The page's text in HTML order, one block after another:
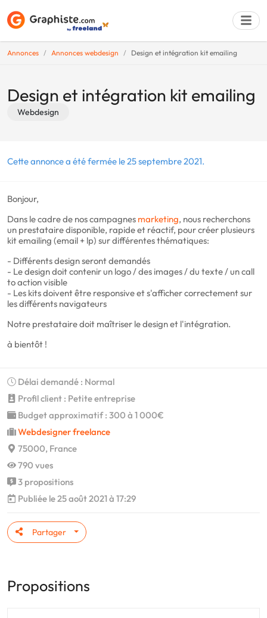
Annonces Annonces webdesign Design et intégration kit emailing
Design et intégration kit emailing
Webdesign
Cette annonce a été fermée le 25 septembre 2021.
Bonjour,
Dans le cadre de nos campagnes marketing, nous recherchons
un prestataire disponible, rapide et réactif, pour créer plusieurs
kit emailing (email + lp) sur différentes thématiques:
- Différents design seront demandés
- Le design doit contenir un logo / des images / du texte / un call
to action visible
- Les kits doivent être responsive et s'afficher correctement sur
les différents navigateurs
Notre prestataire doit maîtriser le design et l'intégration.
à bientôt !
Délai demandé : Normal
Profil client : Petite entreprise
Budget approximatif : 300 à 1 000€
Webdesigner freelance
75000, France
790 vues
3 propositions
Publiée le 25 août 2021 à 17:29
Partager
Propositions